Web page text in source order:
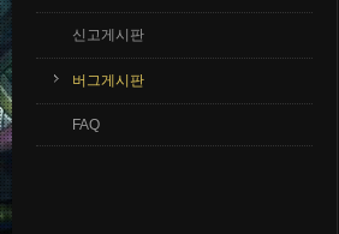
신고게시판
버그게시판
FAQ